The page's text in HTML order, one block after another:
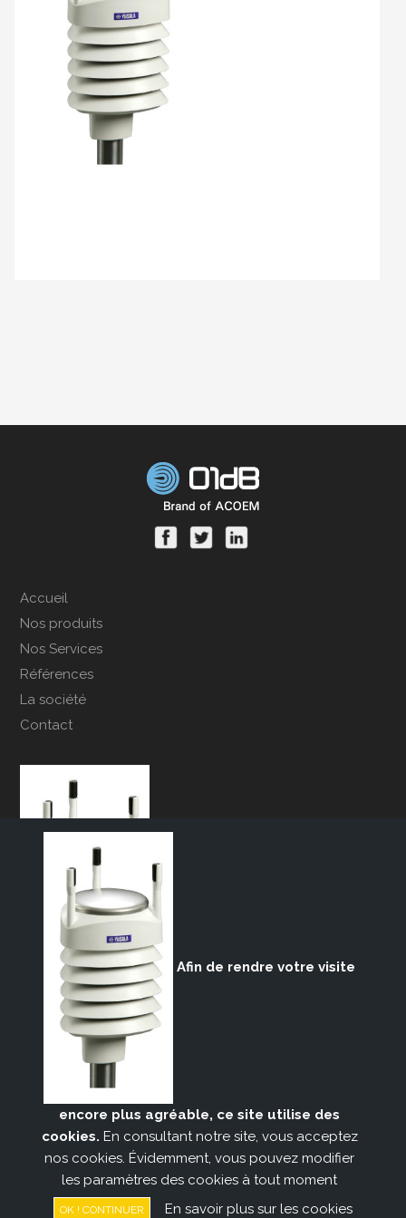
Accueil
Nos produits
Nos Services
Références
La société
Contact
ACSOFT sa
Rue de la Belle Jardinière, 401
B-4031 Angleur
Belgique
Tél. : +32 4 3660022 TVA : BE 0438 977 656
Mentions légales
Cookie Policy
Afin de rendre votre visite
encore plus agréable, ce site utilise des
cookies. En consultant notre site, vous acceptez
nos cookies. Évidemment, vous pouvez modifier
les paramètres des cookies à tout moment
OK ! CONTINUER En savoir plus sur les cookies